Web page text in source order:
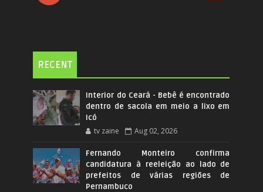
RECENT
Interior do Ceará - Bebê é encontrado
dentro de sacola em meio a lixo em
Icó
tv zaine Aug 02, 2026
Fernando Monteiro confirma
candidatura à reeleição ao lado de
prefeitos de várias regiões de
Pernambuco